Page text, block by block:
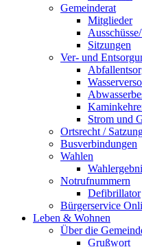
Gemeinderat
Mitglieder
Sitzungen
Ver- und
Strom und
Ortsrecht /
Busverbindungen
Wahlen
Notrufnummern
Defibrillator
Bürgerservice
Leben & Wohnen
Über die
Grußwort